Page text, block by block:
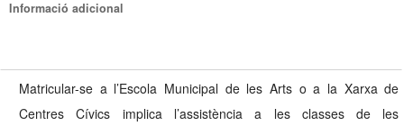
Informació adicional
Matricular-se a l’Escola Municipal de les Arts o a la Xarxa de
Centres Cívics implica l’assistència a les classes de les